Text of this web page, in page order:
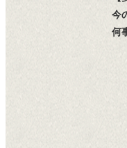
今
何